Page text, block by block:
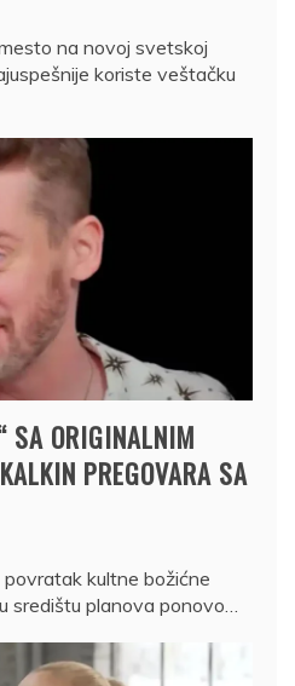
na novoj svetskoj
koriste veštačku
SA ORIGINALNIM
PREGOVARA SA
kultne božićne
središtu planova ponovo…